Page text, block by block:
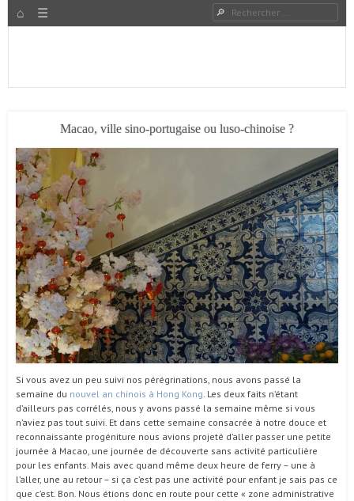
HOME Rechercher
Macao, ville sino-portugaise ou luso-chinoise ?
Si vous avez un peu suivi nos pérégrinations, nous avons passé la
semaine du nouvel an chinois à Hong Kong. Les deux faits n’étant
d’ailleurs pas corrélés, nous y avons passé la semaine même si vous
n’aviez pas tout suivi. Et dans cette semaine consacrée à notre douce et
reconnaissante progéniture nous avions projeté d’aller passer une petite
journée à Macao, une journée de découverte sans activité particulière
pour les enfants. Mais avec quand même deux heure de ferry – une à
l’aller, une au retour – si ça c’est pas une activité pour enfant je sais pas ce
que c’est. Bon. Nous étions donc en route pour cette « zone administrative